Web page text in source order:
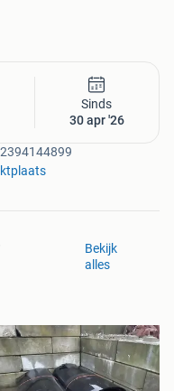
Sinds
30 apr '26
Bekijk
alles